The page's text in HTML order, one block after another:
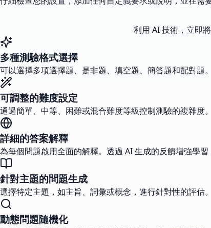
利用 AI 技術，立即
多種測驗格式選擇
可以選擇多項選擇題、是非題、填空題、簡答題和配對題
可調整的難度設定
通過簡單、中等、困難或混合難度等級控制測驗的複雜度
詳細的答案解釋
為每個問題啟用全面的解釋。透過 AI 生成的反饋增強學習
針對主題的問題生成
選擇特定主題，如主旨、詞彙或概念，進行針對性的評估
動態問題隨機化